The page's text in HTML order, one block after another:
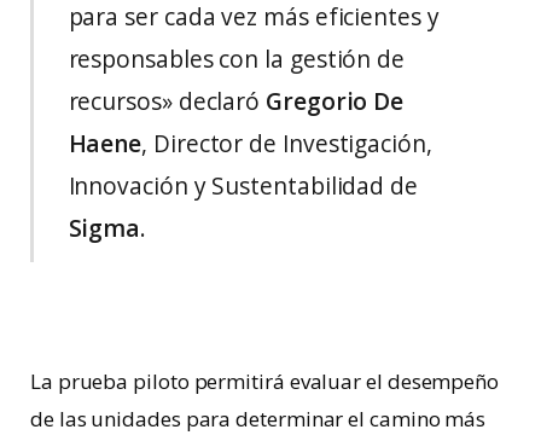
para ser cada vez más eficientes y
responsables con la gestión de
recursos» declaró Gregorio De
Haene, Director de Investigación,
Innovación y Sustentabilidad de
Sigma.
La prueba piloto permitirá evaluar el desempeño
de las unidades para determinar el camino más